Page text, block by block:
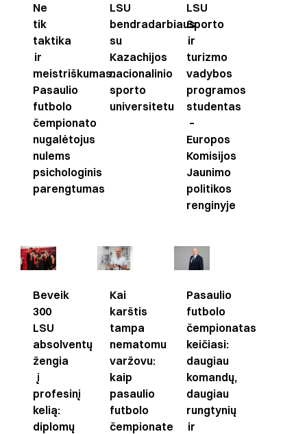
Ne
tik
taktika
ir
meistriškumas.
Pasaulio
futbolo
čempionato
nugalėtojus
nulems
psichologinis
parengtumas
LSU
bendradarbiaus
su
Kazachijos
nacionalinio
sporto
universitetu
LSU
Sporto
ir
turizmo
vadybos
programos
studentas
–
Europos
Komisijos
Jaunimo
politikos
renginyje
Beveik
300
LSU
absolventų
žengia
į
profesinį
kelią:
diplomų
Kai
karštis
tampa
nematomu
varžovu:
kaip
pasaulio
futbolo
čempionate
Pasaulio
futbolo
čempionatas
keičiasi:
daugiau
komandų,
daugiau
rungtynių
ir